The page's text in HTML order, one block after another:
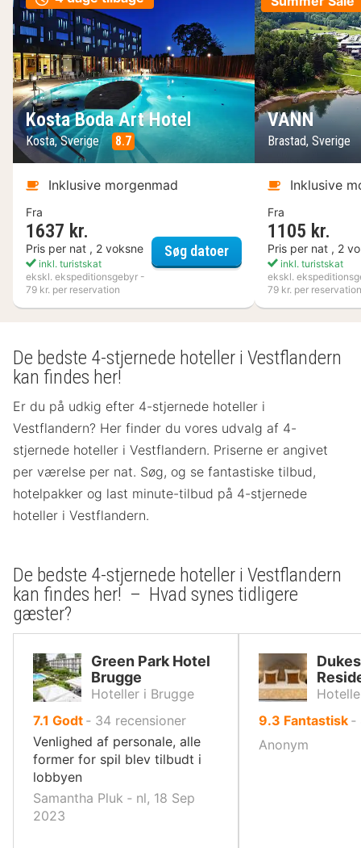
Kosta Boda Art Hotel
Kosta, Sverige 8.7
Inklusive morgenmad
Fra
1637 kr.
Pris per nat , 2 voksne
inkl. turistskat
ekskl. ekspeditionsgebyr -
79 kr. per reservation
Søg datoerKosta Boda Art Hotel
VANN
Brastad, Sverige
Inklusive
Fra
1105 kr.
Pris per nat , 2
inkl. turistskat
ekskl.
79 kr. per reservation
De bedste 4-stjernede hoteller i Vestflandern
kan findes her!
Er du på udkig efter 4-stjernede hoteller i
Vestflandern? Her finder du vores udvalg af 4-
stjernede hoteller i Vestflandern. Priserne er angivet
per værelse per nat. Søg, og se fantastiske tilbud,
hotelpakker og last minute-tilbud på 4-stjernede
hoteller i Vestflandern.
De bedste 4-stjernede hoteller i Vestflandern
kan findes her! – Hvad synes tidligere
gæster?
Green Park Hotel
Brugge
Hoteller i Brugge
7.1 ud
af
10,
Godt ‐ 34 recensioner
Venlighed af personale, alle
former for spil blev tilbudt i
lobbyen
Samantha Pluk ‐ nl, 18 Sep
2023
9.3 ud
10,
Fantastisk ‐
Anonym